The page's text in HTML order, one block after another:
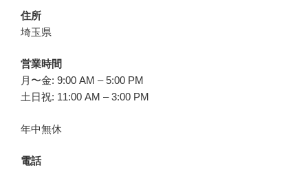
住所
埼玉県
営業時間
月〜金: 9:00 AM – 5:00 PM
土日祝: 11:00 AM – 3:00 PM
年中無休
電話